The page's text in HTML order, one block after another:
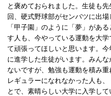
と褒めておられました。生徒も
回、硬式野球部がセンバツに出
「甲子園」のように「夢」があ
す人も、今やっている運動を大
て頑張ってほしいと思います。
に進学した生徒がいます。みん
ないですが、勉強も運動を積み重
レギュラーになれなかった人も
とで、素晴らしい大学に入学し